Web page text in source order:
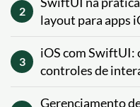
2
layout para apps
3
iOS com SwiftUI:
controles de
Gerenciamento